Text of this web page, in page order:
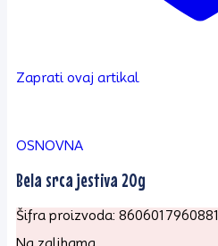
Zaprati ovaj artikal
OSNOVNA
Bela srca jestiva 20g
Šifra proizvoda: 8606017960881
Na zalihama